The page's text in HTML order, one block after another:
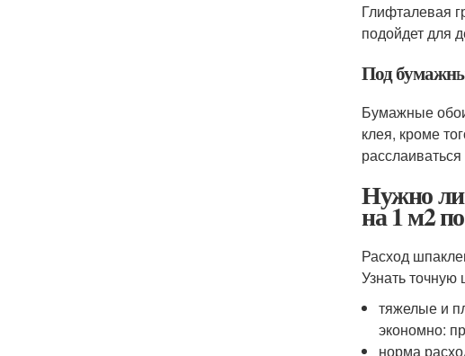
Глифталевая
подойдет для
Под
Бумажные
клея, кроме
Нужно ли
на 1 м2
Расход
Узнать
тяжелые и
экономно:
норма